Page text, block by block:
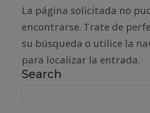
La página solicitada no
encontrarse. Trate de
su búsqueda o utilice la
para localizar la entrada.
Search